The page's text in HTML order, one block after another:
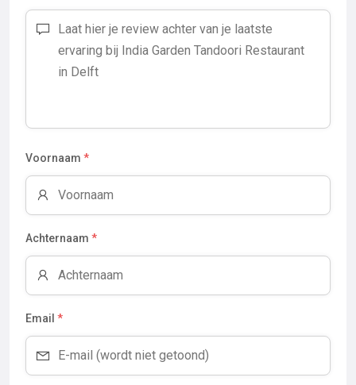
Voornaam *
Achternaam *
Email *